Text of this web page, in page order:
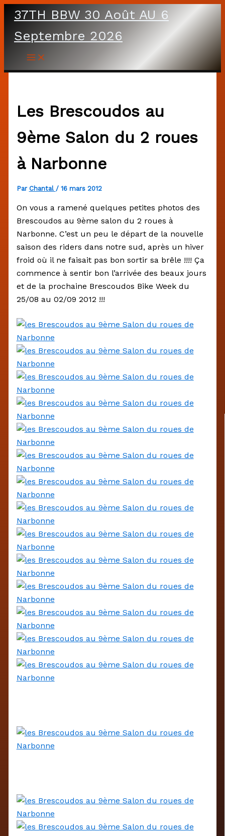
Aller
contenu
37TH BBW 30 Août AU 6
Septembre 2026
Les Brescoudos au
9ème Salon du 2 roues
à Narbonne
Par Chantal / 16 mars 2012
On vous a ramené quelques petites photos des
Brescoudos au 9ème salon du 2 roues à
Narbonne. C’est un peu le départ de la nouvelle
saison des riders dans notre sud, après un hiver
froid où il ne faisait pas bon sortir sa brêle !!!! Ça
commence à sentir bon l’arrivée des beaux jours
et de la prochaine Brescoudos Bike Week du
25/08 au 02/09 2012 !!!